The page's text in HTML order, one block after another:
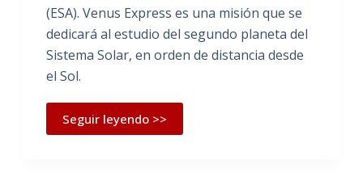
(ESA). Venus Express es una misión que se
dedicará al estudio del segundo planeta del
Sistema Solar, en orden de distancia desde
el Sol.
Seguir leyendo >>